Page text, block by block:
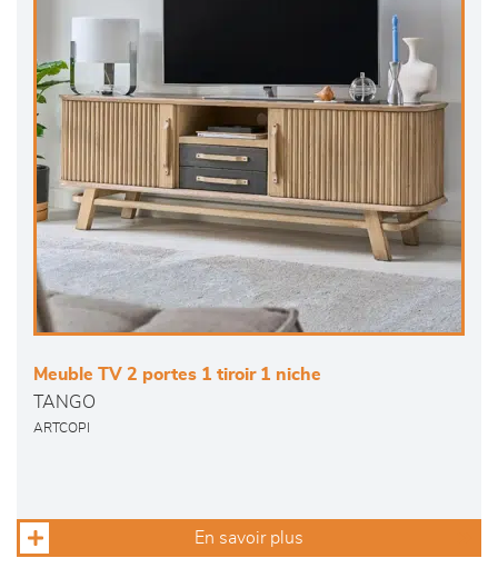
Meuble TV 2 portes 1 tiroir 1 niche
TANGO
ARTCOPI
En savoir plus